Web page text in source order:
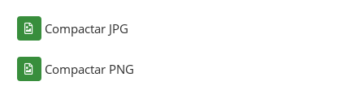
Compactar JPG
Compactar PNG